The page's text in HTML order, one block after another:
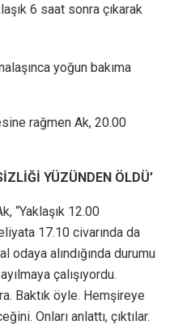
6 saat sonra çıkarak
yoğun bakıma
rağmen Ak, 20.00
YÜZÜNDEN ÖLDÜ’
“Yaklaşık 12.00
17.10 civarında da
odaya alındığında durumu
çalışıyordu.
Baktık öyle. Hemşireye
Onları anlattı, çıktılar.